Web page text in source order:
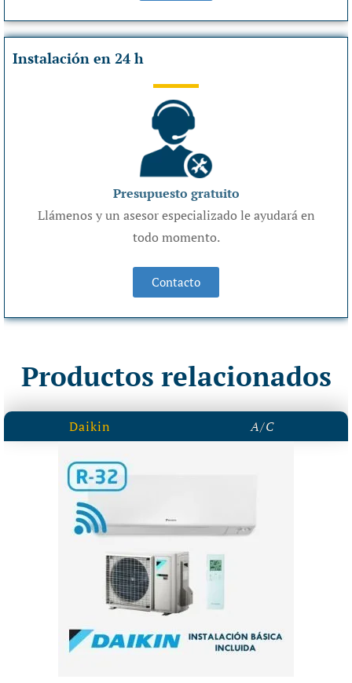
Instalación en 24 h
Presupuesto gratuito
Llámenos y un asesor especializado le ayudará en
todo momento.
Contacto
Productos relacionados
Daikin A/C